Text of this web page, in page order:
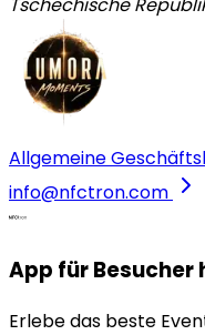
Allgemeine
info@nfctron.com
App für
Erlebe das beste